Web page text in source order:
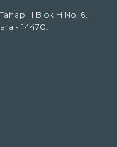
III Blok H No. 6,
- 14470.